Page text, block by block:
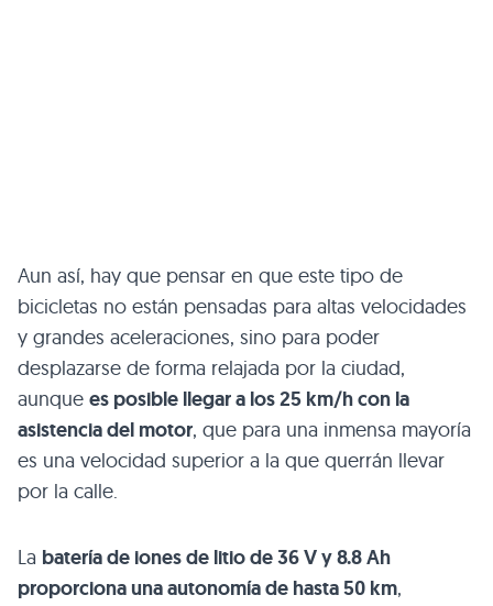
Aun así, hay que pensar en que este tipo de
bicicletas no están pensadas para altas velocidades
y grandes aceleraciones, sino para poder
desplazarse de forma relajada por la ciudad,
aunque es posible llegar a los 25 km/h con la
asistencia del motor, que para una inmensa mayoría
es una velocidad superior a la que querrán llevar
por la calle.
La batería de iones de litio de 36 V y 8.8 Ah
proporciona una autonomía de hasta 50 km,